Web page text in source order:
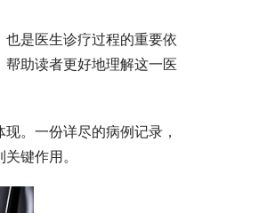
是医生诊疗过程的重要依
助读者更好地理解这一医
。一份详尽的病例记录，
键作用。